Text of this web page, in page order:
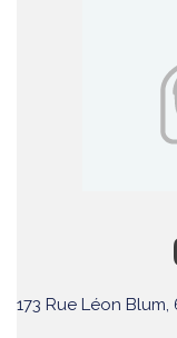
173 Rue Léon